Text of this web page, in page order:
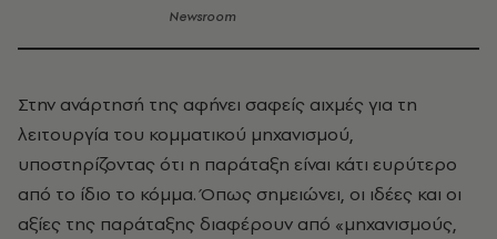
Newsroom
Στην ανάρτησή της αφήνει σαφείς αιχμές για τη
λειτουργία του κομματικού μηχανισμού,
υποστηρίζοντας ότι η παράταξη είναι κάτι ευρύτερο
από το ίδιο το κόμμα. Όπως σημειώνει, οι ιδέες και οι
αξίες της παράταξης διαφέρουν από «μηχανισμούς,